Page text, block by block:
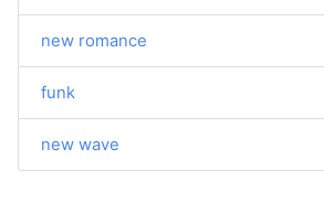
new romance
funk
new wave